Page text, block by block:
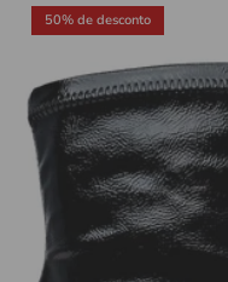
50% de desconto